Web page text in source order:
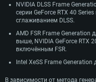
NVIDIA DLSS Frame
серии GeForce RTX 40
сглаживанием DLSS.
AMD FSR Frame Generation
выше, NVIDIA GeForce RTX
включённым FSR.
Intel XeSS Frame
В зависимости от метода